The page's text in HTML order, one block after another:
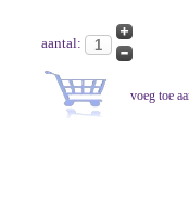
aantal: